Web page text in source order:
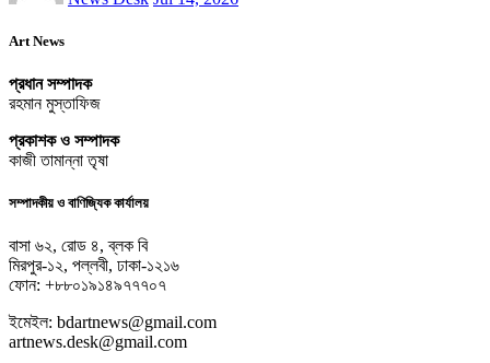
Art News
প্রধান সম্পাদক
রহমান মুস্তাফিজ
প্রকাশক ও সম্পাদক
কাজী তামান্না তৃষা
সম্পাদকীয় ও বাণিজ্যিক কার্যালয়
বাসা ৬২, রোড ৪, ব্লক বি
মিরপুর-১২, পল্লবী, ঢাকা-১২১৬
ফোন: +৮৮০১৯১৪৯৭৭৭০৭
ইমেইল: bdartnews@gmail.com
artnews.desk@gmail.com